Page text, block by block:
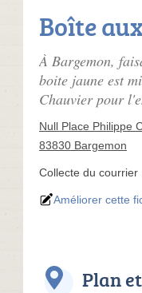
Boîte
À Bargemon,
boite jaune est
Chauvier pour
Null Place Philippe
83830 Bargemon
Collecte du courrier
Améliorer cette
Plan